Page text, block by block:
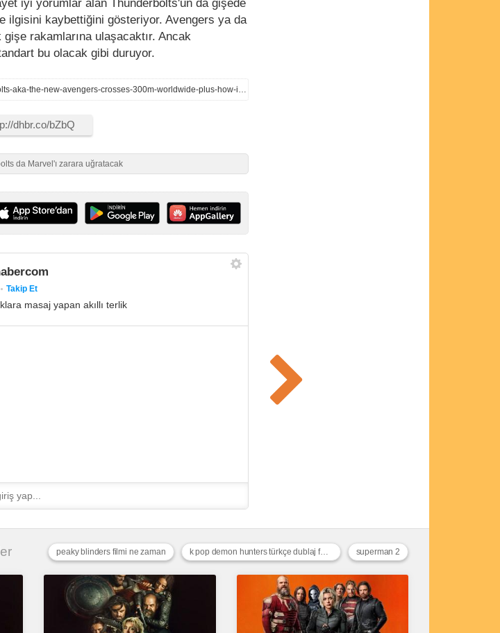
iyi yorumlar alan Thunderbolts'un da gişede
ilgisini kaybettiğini gösteriyor. Avengers ya da
rakamlarına ulaşacaktır. Ancak
bu olacak gibi duruyor.
https://comicbookmovie.com/thunderbolts/thunderbolts-aka-the-new-avengers-crosses-300m-worldwide-plus-how-its-stacking-up-against-brave-new-world-a219631#gs.lt4fz6
da Marvel'ı zarara uğratacak
Takip Et
masaj yapan akıllı terlik
superman 2
k pop demon hunters türkçe dublaj full izle
peaky blinders filmi ne zaman